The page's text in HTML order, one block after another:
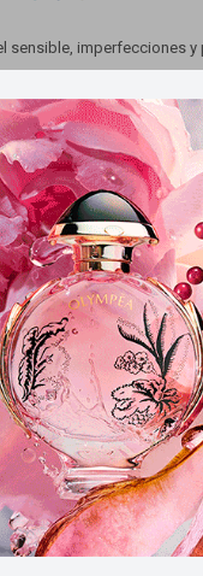
sensible, imperfecciones
que contiene el Tónico
matizar su piel.La textura
la 1era aplicación.
Métodos y costos de envío
Retiros gratuitos en tiendas
CARACTERÍSTICAS
que te pueden